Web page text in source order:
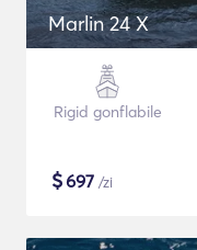
Marlin 24 X
Rigid gonflabile
$697 /zi